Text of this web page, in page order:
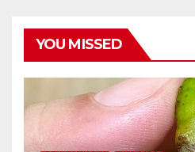
YOU MISSED